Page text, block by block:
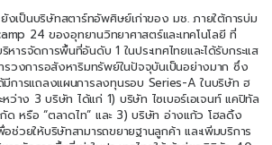
ป็นบริษัทสตาร์ทอัพศิษย์เก่าของ มช. ภายใต้การบ่ม
24 ของอุทยานวิทยาศาสตร์และเทคโนโลยี ที่
ารจัดการพื้นที่อันดับ 1 ในประเทศไทยและได้รับกระแส
วงการอสังหาริมทรัพย์ในปัจจุบันเป็นอย่างมาก ซึ่ง
การแถลงแผนการลงทุนรอบ Series-A ในบริษัท ฮ
ว่าง 3 บริษัท ได้แก่ 1) บริษัท ไซเบอร์เอเจนท์ แคปิทัล
ด หรือ “ตลาดไท” และ 3) บริษัท อ่างแก้ว โฮลดิ้ง
ช่วยให้บริษัทสามารถขยายฐานลูกค้า และเพิ่มบริการ